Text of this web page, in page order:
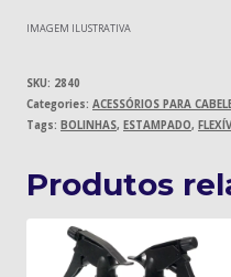
IMAGEM ILUSTRATIVA
SKU: 2840
Categories: ACESSÓRIOS PARA
Tags: BOLINHAS, ESTAMPADO,
Produtos